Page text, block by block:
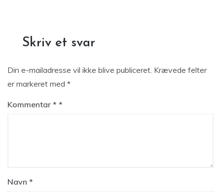
Skriv et svar
Din e-mailadresse vil ikke blive publiceret. Krævede felter
er markeret med *
Kommentar *
Navn *